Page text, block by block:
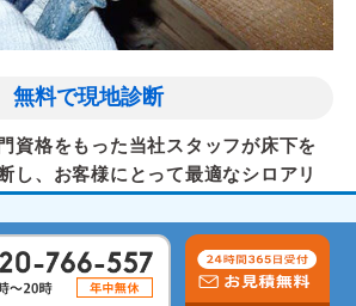
無料で現地診断
資格をもった当社スタッフが床下を
し、お客様にとって最適なシロアリ
配りと丁寧な作業